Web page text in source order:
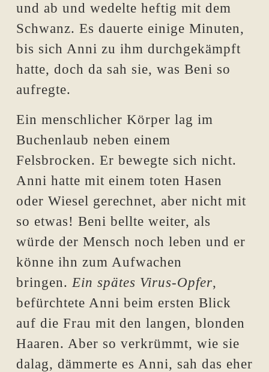
und ab und wedelte heftig mit dem
Schwanz. Es dauerte einige Minuten,
bis sich Anni zu ihm durchgekämpft
hatte, doch da sah sie, was Beni so
aufregte.
Ein menschlicher Körper lag im
Buchenlaub neben einem
Felsbrocken. Er bewegte sich nicht.
Anni hatte mit einem toten Hasen
oder Wiesel gerechnet, aber nicht mit
so etwas! Beni bellte weiter, als
würde der Mensch noch leben und er
könne ihn zum Aufwachen
bringen.Ein spätes Virus-Opfer,
befürchtete Anni beim ersten Blick
auf die Frau mit den langen, blonden
Haaren. Aber so verkrümmt, wie sie
dalag, dämmerte es Anni, sah das eher